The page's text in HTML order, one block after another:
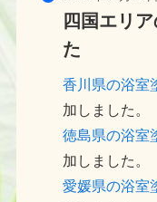
四国エリ
た
香川県の浴室
加しました。
徳島県の浴室
加しました。
愛媛県の浴室